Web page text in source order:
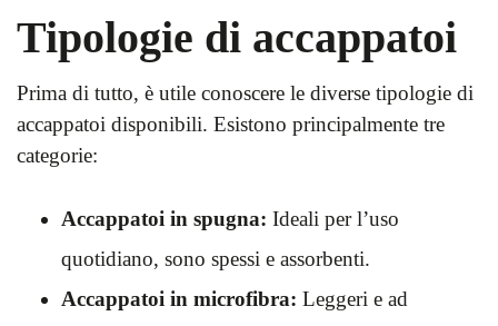
Tipologie di accappatoi
Prima di tutto, è utile conoscere le diverse tipologie di
accappatoi disponibili. Esistono principalmente tre
categorie:
Accappatoi in spugna: Ideali per l’uso
quotidiano, sono spessi e assorbenti.
Accappatoi in microfibra: Leggeri e ad